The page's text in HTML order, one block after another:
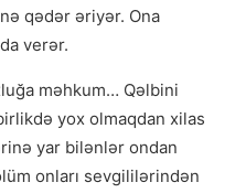
qədər əriyər. Ona
verər.
məhkum… Qəlbini
yox olmaqdan xilas
yar bilənlər ondan
onları sevgililərindən